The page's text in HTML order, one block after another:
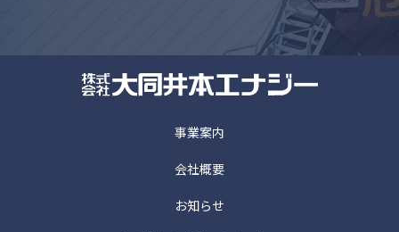
事業案内
会社概要
お知らせ